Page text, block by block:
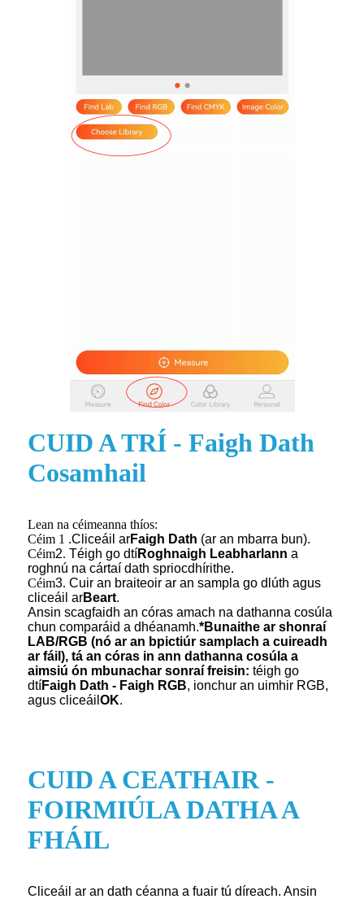
CUID A TRÍ - Faigh Dath
Cosamhail
Lean na céimeanna thíos:
Céim 1 .Cliceáil arFaigh Dath (ar an mbarra bun).
Céim2. Téigh go dtíRoghnaigh Leabharlann a
roghnú na cártaí dath spriocdhírithe.
Céim3. Cuir an braiteoir ar an sampla go dlúth agus
cliceáil arBeart.
Ansin scagfaidh an córas amach na dathanna cosúla
chun comparáid a dhéanamh.*Bunaithe ar shonraí
LAB/RGB (nó ar an bpictiúr samplach a cuireadh
ar fáil), tá an córas in ann dathanna cosúla a
aimsiú ón mbunachar sonraí freisin: téigh go
dtíFaigh Dath - Faigh RGB, ionchur an uimhir RGB,
agus cliceáil OK.
CUID A CEATHAIR -
FOIRMIÚLA DATHA A
FHÁIL
Cliceáil ar an dath céanna a fuair tú díreach. Ansin